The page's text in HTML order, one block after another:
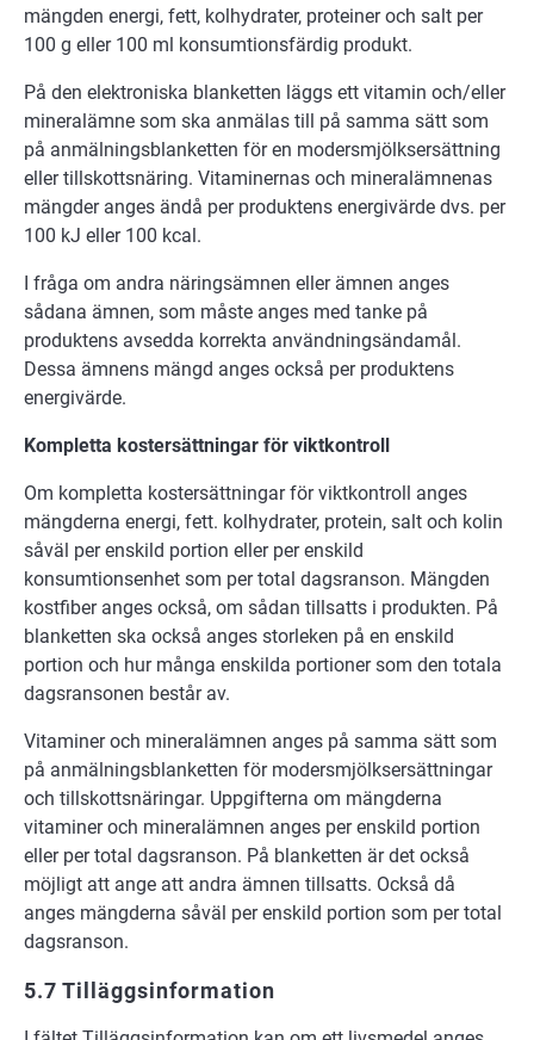
mängden energi, fett, kolhydrater, proteiner och salt per
100 g eller 100 ml konsumtionsfärdig produkt.
På den elektroniska blanketten läggs ett vitamin och/eller
mineralämne som ska anmälas till på samma sätt som
på anmälningsblanketten för en modersmjölksersättning
eller tillskottsnäring. Vitaminernas och mineralämnenas
mängder anges ändå per produktens energivärde dvs. per
100 kJ eller 100 kcal.
I fråga om andra näringsämnen eller ämnen anges
sådana ämnen, som måste anges med tanke på
produktens avsedda korrekta användningsändamål.
Dessa ämnens mängd anges också per produktens
energivärde.
Kompletta kostersättningar för viktkontroll
Om kompletta kostersättningar för viktkontroll anges
mängderna energi, fett. kolhydrater, protein, salt och kolin
såväl per enskild portion eller per enskild
konsumtionsenhet som per total dagsranson. Mängden
kostfiber anges också, om sådan tillsatts i produkten. På
blanketten ska också anges storleken på en enskild
portion och hur många enskilda portioner som den totala
dagsransonen består av.
Vitaminer och mineralämnen anges på samma sätt som
på anmälningsblanketten för modersmjölksersättningar
och tillskottsnäringar. Uppgifterna om mängderna
vitaminer och mineralämnen anges per enskild portion
eller per total dagsranson. På blanketten är det också
möjligt att ange att andra ämnen tillsatts. Också då
anges mängderna såväl per enskild portion som per total
dagsranson.
5.7 Tilläggsinformation